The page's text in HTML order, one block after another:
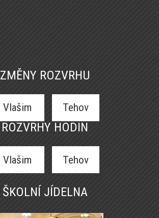
ZMĚNY ROZVRHU
Vlašim Tehov
ROZVRHY HODIN
Vlašim Tehov
ŠKOLNÍ JÍDELNA